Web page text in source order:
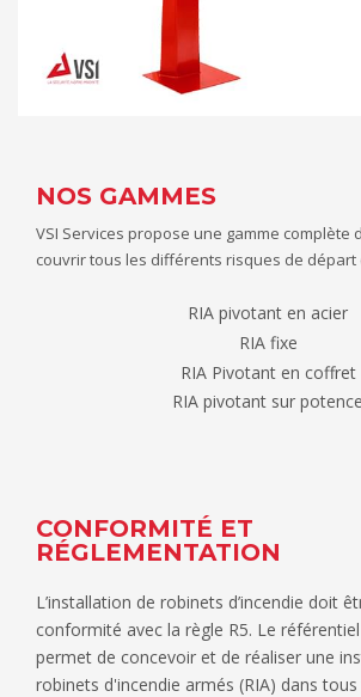
NOS GAMMES
VSI Services propose une gamme complète
couvrir tous les différents risques de départ
RIA pivotant en acier
RIA fixe
RIA Pivotant en coffret
RIA pivotant sur potence
CONFORMITÉ ET
RÉGLEMENTATION
L’installation de robinets d’incendie doit
conformité avec la règle R5. Le référentiel
permet de concevoir et de réaliser une
robinets d'incendie armés (RIA) dans